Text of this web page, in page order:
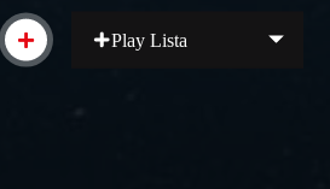
Play Lista